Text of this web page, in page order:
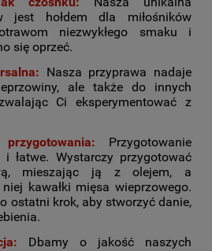
jest hołdem dla miłośników
niezwykłego smaku i
się oprzeć.
Nasza przyprawa nadaje
ale także do innych
Ci eksperymentować z
Przygotowanie
łatwe. Wystarczy przygotować
mieszając ją z olejem, a
kawałki mięsa wieprzowego.
ostatni krok, aby stworzyć danie,
Dbamy o jakość naszych